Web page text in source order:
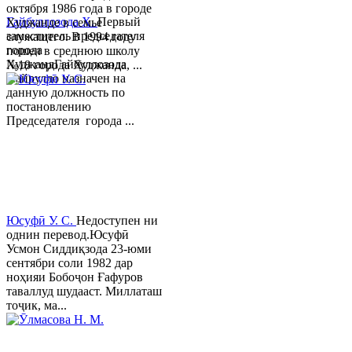
Гайбуллозода Х.Первый
заместитель председателя
города
ХуджандГайбуллозода
Хайрулло назначен на
данную должность по
постановлению
Председателя города ...
октября 1986 года в городе
Худжанде в семье
служащего. В 1994 году
пошел в среднюю школу
№18 города Худжанда, ...
Юсуфӣ У. C. Недоступен ни
однин перевод.Юсуфӣ
Усмон Сиддиқзода 23-юми
сентябри соли 1982 дар
ноҳияи Бобоҷон Ғафуров
таваллуд шудааст. Миллаташ
тоҷик, ма...